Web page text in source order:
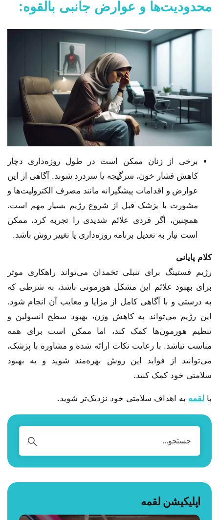
محدودیت‌ها و عوارض جانبی بالقوه:
برخی از زنان ممکن است در طول روزه‌داری دچار
کاهش فشار خون، سرگیجه یا سردرد شوند. آگاهی از این
عوارض و اقدامات پیشگیرانه مانند مصرف الکترولیت‌ها و
مشورت با پزشک قبل از شروع رژیم بسیار مهم است.
همچنین، اگر فردی علائم شدیدی را تجربه کرد، ممکن
است نیاز به تعدیل برنامه روزه‌داری یا تغییر روش باشد.
کلام پایانی
رژیم فستینگ برای تنبلی تخمدان می‌تواند راهکاری موثر
برای بهبود علائم این مشکل هورمونی باشد، به شرطی که
به درستی و با آگاهی کامل از مزایا و معایب آن انجام شود.
این رژیم می‌تواند به کاهش وزن، بهبود سطح انسولین و
تنظیم هورمون‌ها کمک کند، اما ممکن است برای همه
مناسب نباشد. با رعایت نکات ارائه شده و مشاوره با پزشک،
می‌توانید از فواید این روش بهره‌مند شوید و به بهبود
سلامتی خود کمک کنید.
با لقمه به اهداف سلامتی خود نزدیک‌تر شوید.
اپلیکیشن لقمه